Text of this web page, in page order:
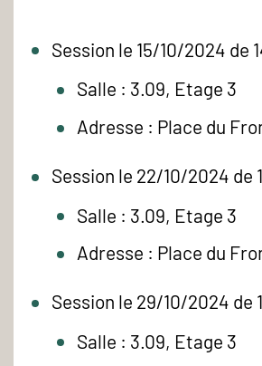
Session le 15/10/2024 de
Salle : 3.09, Etage 3
Adresse : Place du
Session le 22/10/2024 de
Salle : 3.09, Etage 3
Adresse : Place du
Session le 29/10/2024 de
Salle : 3.09, Etage 3